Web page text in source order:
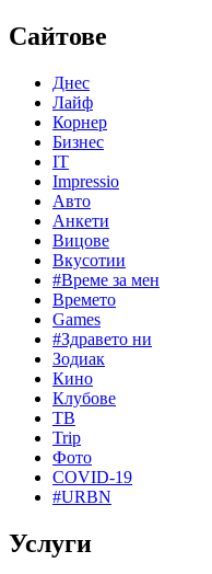
Сайтове
Днес
Лайф
Корнер
Бизнес
IT
Impressio
Авто
Анкети
Вицове
Вкусотии
#Време за мен
Времето
Games
#Здравето ни
Зодиак
Кино
Клубове
ТВ
Trip
Фото
COVID-19
#URBN
Услуги